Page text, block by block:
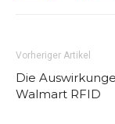
Vorheriger Artikel
Die
Walmart RFID